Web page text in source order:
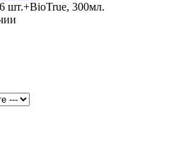
шт.+BioTrue, 300мл.